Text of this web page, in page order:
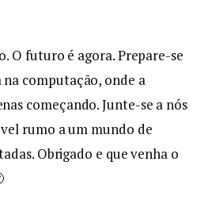
O futuro é agora. Prepare-se
computação, onde a
começando. Junte-se a nós
rumo a um mundo de
Obrigado e que venha o